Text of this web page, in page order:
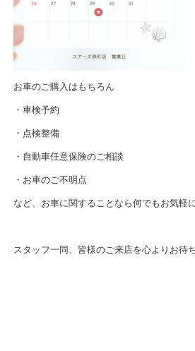
お車のご購入はもちろん
・車検予約
・点検整備
・自動車任意保険のご相談
・お車のご不明点
など、お車に関することなら何でもお気軽
スタッフ一同、皆様のご来店を心よりお待